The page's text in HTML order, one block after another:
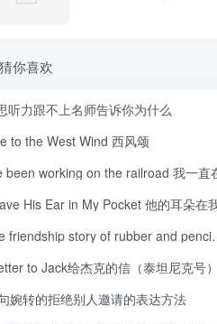
猜你喜欢
听力跟不上名师告诉你为什么
to the West Wind 西风颂
The friendship
to Jack给杰克的信（泰坦尼克号）
婉转的拒绝别人邀请的表达方法